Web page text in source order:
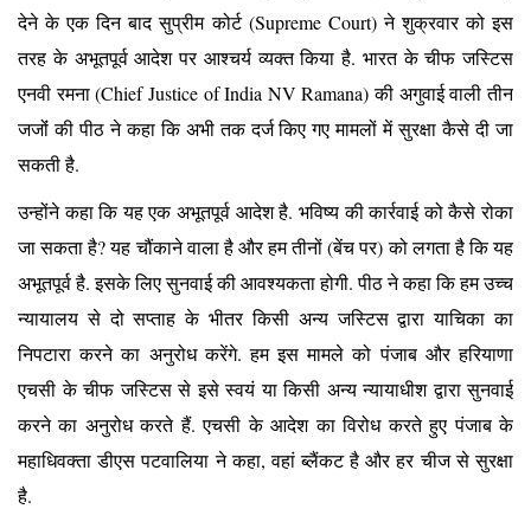
देने के एक दिन बाद सुप्रीम कोर्ट (Supreme Court) ने शुक्रवार को इस
तरह के अभूतपूर्व आदेश पर आश्चर्य व्यक्त किया है. भारत के चीफ जस्टिस
एनवी रमना (Chief Justice of India NV Ramana) की अगुवाई वाली तीन
जजोंं की पीठ ने कहा कि अभी तक दर्ज किए गए मामलों में सुरक्षा कैसे दी जा
सकती है.
उन्होंने कहा कि यह एक अभूतपूर्व आदेश है. भविष्य की कार्रवाई को कैसे रोका
जा सकता है? यह चौंकाने वाला है और हम तीनों (बेंच पर) को लगता है कि यह
अभूतपूर्व है. इसके लिए सुनवाई की आवश्यकता होगी. पीठ ने कहा कि हम उच्च
न्यायालय से दो सप्ताह के भीतर किसी अन्य जस्टिस द्वारा याचिका का
निपटारा करने का अनुरोध करेंगे. हम इस मामले को पंजाब और हरियाणा
एचसी के चीफ जस्टिस से इसे स्वयं या किसी अन्य न्यायाधीश द्वारा सुनवाई
करने का अनुरोध करते हैं. एचसी के आदेश का विरोध करते हुए पंजाब के
महाधिवक्ता डीएस पटवालिया ने कहा, वहां ब्लैंकट है और हर चीज से सुरक्षा
है.